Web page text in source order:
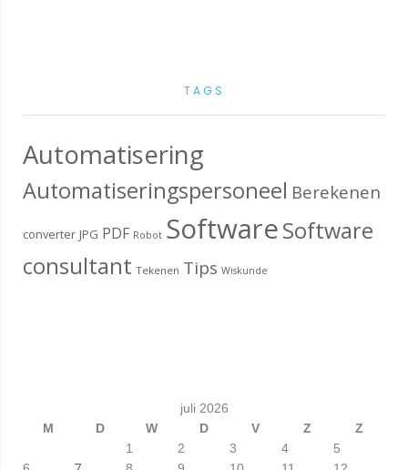
TAGS
Automatisering
Automatiseringspersoneel Berekenen
converter JPG PDF Robot SoftwareSoftware
consultant Tekenen Tips Wiskunde
juli 2026
M
D W D V Z
Z
1
2 3 4
5